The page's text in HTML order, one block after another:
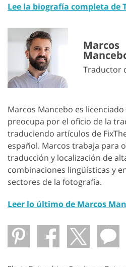
Lee la biografía completa de
Marcos
Traductor
Marcos Mancebo es
preocupa por el oficio de la
traduciendo artículos de
español. Marcos trabaja para
traducción y localización de
combinaciones lingüísticas y
sectores de la fotografía.
Leer lo último de Marcos